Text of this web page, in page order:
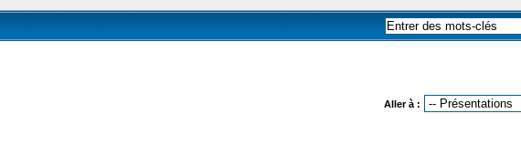
Aller à :